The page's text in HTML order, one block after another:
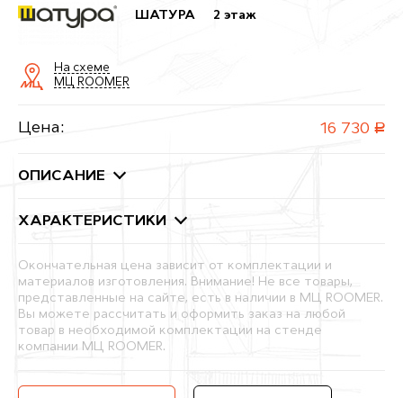
ШАТУРА 2 этаж
На схеме
МЦ ROOMER
Цена: 16 730 руб.
ОПИСАНИЕ
ХАРАКТЕРИСТИКИ
Окончательная цена зависит от комплектации и
материалов изготовления. Внимание! Не все товары,
представленные на сайте, есть в наличии в МЦ ROOMER.
Вы можете рассчитать и оформить заказ на любой
товар в необходимой комплектации на стенде
компании МЦ ROOMER.